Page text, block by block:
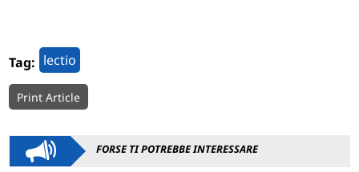
Tag: lectio
Print Article
FORSE TI POTREBBE INTERESSARE